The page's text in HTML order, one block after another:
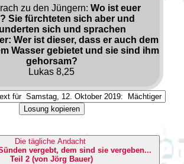
zu den Jüngern: Wo ist euer
Sie fürchteten sich aber und
sich und sprachen
Wer ist dieser, dass er auch dem
Wasser gebietet und sie sind ihm
gehorsam?
Lukas 8,25
Losung kopieren
Die tägliche Andacht
vergebt, dem sind sie vergeben...
Teil 2 (von Jörg Bauer)